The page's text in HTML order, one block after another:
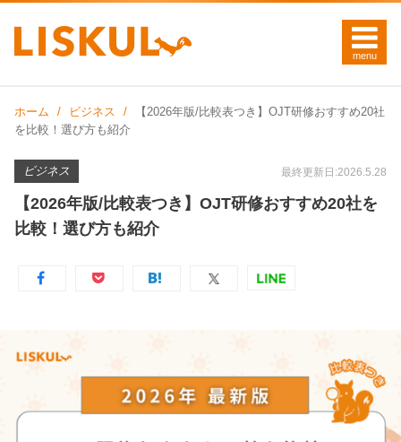
ホーム ビジネス
【2026年版/比較表つき】OJT研修おすすめ20社
を比較！選び方も紹介
ビジネス 最終更新日:2026.5.28
【2026年版/比較表つき】OJT研修おすすめ20社を
比較！選び方も紹介